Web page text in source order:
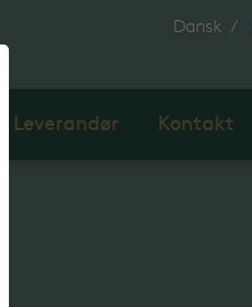
Dansk
Leverandør Kontakt